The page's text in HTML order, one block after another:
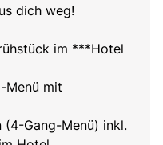
dich weg!
im ***Hotel
Menü mit
(4-Gang-Menü) inkl.